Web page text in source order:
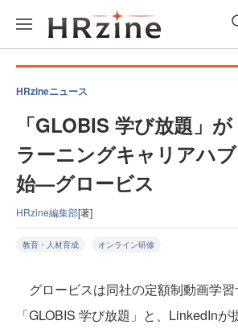
HRzineニュース
「GLOBIS 学び放題」
ラーニングキャリアハ
始—グロービス
HRzine編集部[著]
教育・人材育成 オンライン研修
グロービスは同社の定額制動画学習
「GLOBIS 学び放題」と、LinkedInが